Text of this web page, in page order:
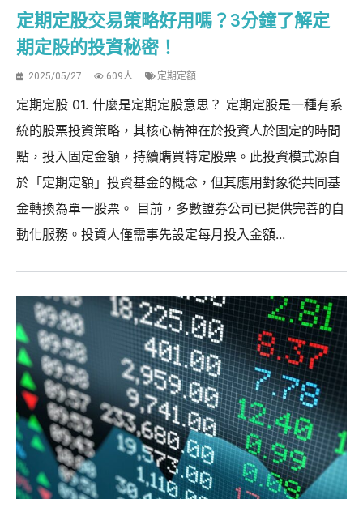
定期定股交易策略好用嗎？3分鐘了解定
期定股的投資秘密！
2025/05/27 609人 定期定額
定期定股 01. 什麼是定期定股意思？ 定期定股是一種有系
統的股票投資策略，其核心精神在於投資人於固定的時間
點，投入固定金額，持續購買特定股票。此投資模式源自
於「定期定額」投資基金的概念，但其應用對象從共同基
金轉換為單一股票。 目前，多數證券公司已提供完善的自
動化服務。投資人僅需事先設定每月投入金額...